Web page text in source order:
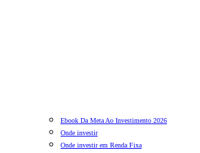
Ebook Da Meta Ao Investimento 2026
Onde investir
Onde investir em Renda Fixa